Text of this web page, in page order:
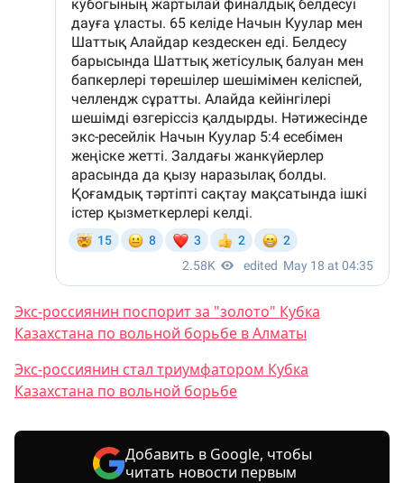
Экс-россиянин поспорит за "золото" Кубка
Казахстана по вольной борьбе в Алматы
Экс-россиянин стал триумфатором Кубка
Казахстана по вольной борьбе
Добавить в Google, чтобы
читать новости первым